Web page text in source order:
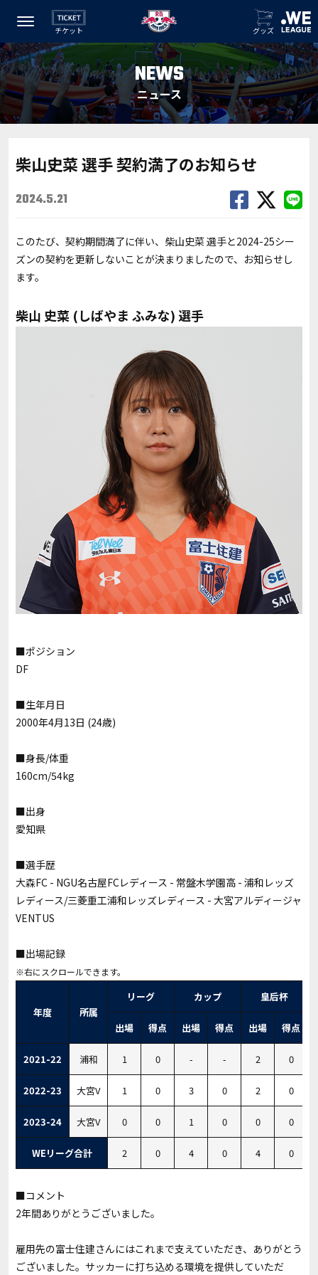
チケット グッズ
NEWS
ニュース
柴山史菜 選手 契約満了のお知らせ
2024.5.21
このたび、契約期間満了に伴い、柴山史菜 選手と2024-25シー
ズンの契約を更新しないことが決まりましたので、お知らせし
ます。
柴山 史菜 (しばやま ふみな) 選手
■ポジション
DF
■生年月日
2000年4月13日 (24歳)
■身長/体重
160cm/54kg
■出身
愛知県
■選手歴
大森FC - NGU名古屋FCレディース - 常盤木学園高 - 浦和レッズ
レディース/三菱重工浦和レッズレディース - 大宮アルディージャ
VENTUS
■出場記録
年度 所属
リーグ カップ 皇后杯
出場 得点 出場 得点 出場 得点
2021-22 浦和 1 0 - - 2 0
2022-23 大宮V 1 0 3 0 2 0
2023-24 大宮V 0 0 1 0 0 0
WEリーグ合計 2 0 4 0 4 0
■コメント
2年間ありがとうございました。
雇用先の富士住建さんにはこれまで支えていただき、ありがとう
ございました。サッカーに打ち込める環境を提供していただ